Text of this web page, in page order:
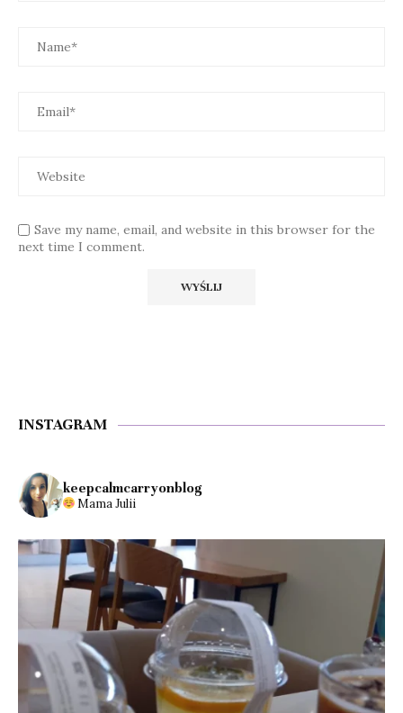
Save my name, email, and website in this browser for the
next time I comment.
INSTAGRAM
keepcalmcarryonblog
Mama Julii